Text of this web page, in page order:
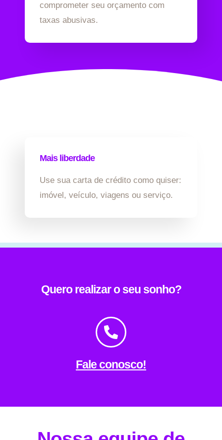
comprometer seu orçamento com
taxas abusivas.
Mais liberdade
Use sua carta de crédito como quiser:
imóvel, veículo, viagens ou serviço.
Quero realizar o seu sonho?
Fale conosco!